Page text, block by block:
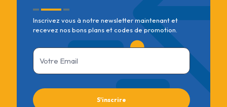
Inscrivez vous à notre newsletter maintenant et
recevez nos bons plans et codes de promotion.